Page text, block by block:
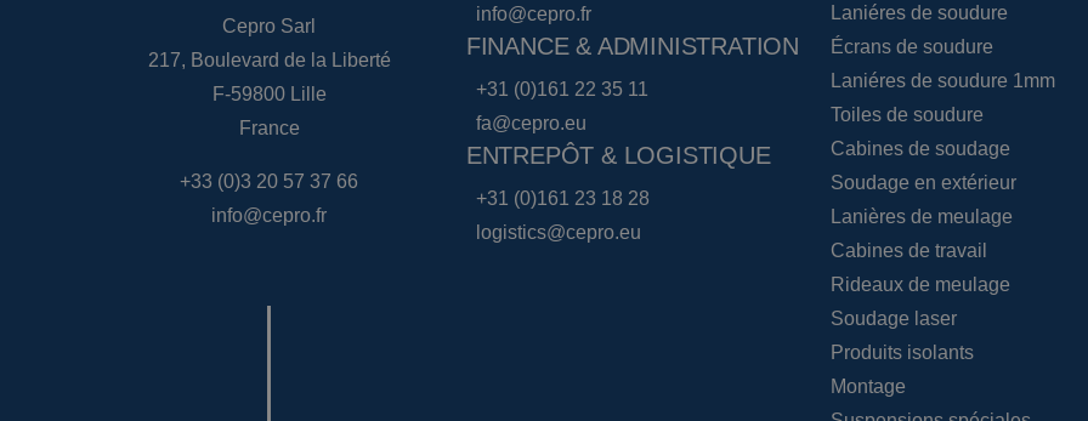
Cepro Sarl
217, Boulevard de la Liberté
F-59800 Lille
France
+33 (0)3 20 57 37 66
info@cepro.fr
info@cepro.fr
FINANCE & ADMINISTRATION
+31 (0)161 22 35 11
fa@cepro.eu
ENTREPÔT & LOGISTIQUE
+31 (0)161 23 18 28
logistics@cepro.eu
Laniéres de soudure
Écrans de soudure
Laniéres de soudure 1mm
Toiles de soudure
Cabines de soudage
Soudage en extérieur
Lanières de meulage
Cabines de travail
Rideaux de meulage
Soudage laser
Produits isolants
Montage